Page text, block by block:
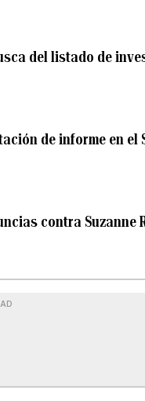
del listado de
de informe en el
contra Suzanne